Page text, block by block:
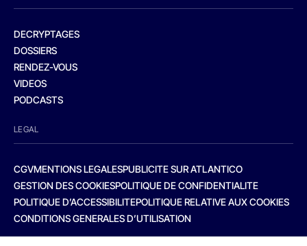
DECRYPTAGES
DOSSIERS
RENDEZ-VOUS
VIDEOS
PODCASTS
LEGAL
CGVMENTIONS LEGALESPUBLICITE SUR ATLANTICO
GESTION DES COOKIESPOLITIQUE DE CONFIDENTIALITE
POLITIQUE D’ACCESSIBILITEPOLITIQUE RELATIVE AUX COOKIES
CONDITIONS GENERALES D’UTILISATION